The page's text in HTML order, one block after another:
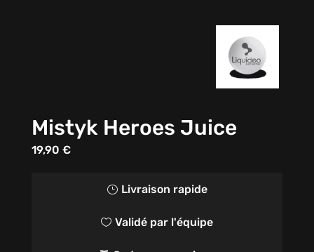
Mistyk Heroes Juice
19,90 €
} Livraison rapide
 Validé par l'équipe